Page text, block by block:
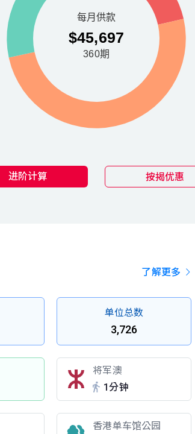
进阶计算 按揭优惠
了解更多
单位总数
3,726
将军澳
1分钟
香港单车馆公园